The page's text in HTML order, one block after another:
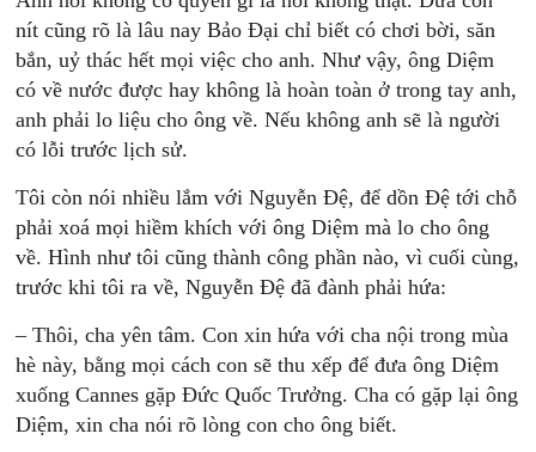
nít cũng rõ là lâu nay Bảo Đại chỉ biết có chơi bời, săn
bắn, uỷ thác hết mọi việc cho anh. Như vậy, ông Diệm
có về nước được hay không là hoàn toàn ở trong tay anh,
anh phải lo liệu cho ông về. Nếu không anh sẽ là người
có lỗi trước lịch sử.
Tôi còn nói nhiều lắm với Nguyễn Đệ, để dồn Đệ tới chỗ
phải xoá mọi hiềm khích với ông Diệm mà lo cho ông
về. Hình như tôi cũng thành công phần nào, vì cuối cùng,
trước khi tôi ra về, Nguyễn Đệ đã đành phải hứa:
– Thôi, cha yên tâm. Con xin hứa với cha nội trong mùa
hè này, bằng mọi cách con sẽ thu xếp để đưa ông Diệm
xuống Cannes gặp Đức Quốc Trưởng. Cha có gặp lại ông
Diệm, xin cha nói rõ lòng con cho ông biết.